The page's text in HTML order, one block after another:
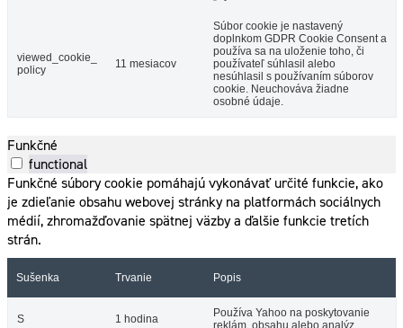
viewed_cookie_
policy
11 mesiacov
Súbor cookie je nastavený
doplnkom GDPR Cookie Consent a
používa sa na uloženie toho, či
používateľ súhlasil alebo
nesúhlasil s používaním súborov
cookie. Neuchováva žiadne
osobné údaje.
Funkčné
functional
Funkčné súbory cookie pomáhajú vykonávať určité funkcie, ako
je zdieľanie obsahu webovej stránky na platformách sociálnych
médií, zhromažďovanie spätnej väzby a ďalšie funkcie tretích
strán.
Sušenka Trvanie Popis
S 1 hodina
Používa Yahoo na poskytovanie
reklám, obsahu alebo analýz.